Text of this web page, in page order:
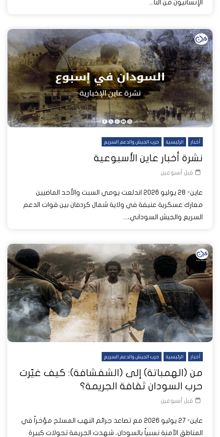
الإنسانيون من النا...
أخبار الرئيسية حرب الجيش والدعم السريع
نشرة أخبار عاين الأسبوعية
قبل أسبوعين
عاين- 28 يوليو 2026 اندلعت يومي السبت والأحد الماضيين
معارك عسكرية عنيفة في ولاية شمال كردفان بين قوات الدعم
السريع والجيش السوداني،...
أخبار الرئيسية حرب الجيش والدعم السريع
من (الهمباتة) إلى (الشفشافة): كيف غيّرت
حرب السودان ثقافة الجريمة؟
قبل أسبوعين
عاين- 27 يوليو 2026 مع تصاعد جرائم النهب المسلح مؤخراً في
المناطق الآمنة نسبياً بالسودان، شهدت الجريمة تحولات كبيرة